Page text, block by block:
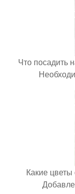
Что посадить
Какие